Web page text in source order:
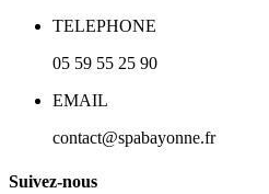
TELEPHONE
05 59 55 25 90
EMAIL
contact@spabayonne.fr
Suivez-nous